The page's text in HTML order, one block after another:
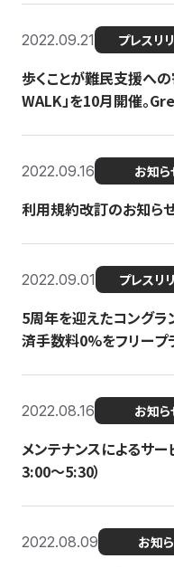
2022.09.21 プレスリ
歩くことが難民支援へ
WALK」を10月開催。
2022.09.16 お知ら
利用規約改訂のお知ら
2022.09.01 プレスリ
5周年を迎えたコングラ
済手数料0%をフリープ
2022.08.16 お知ら
メンテナンスによるサ
3:00〜5:30）
2022.08.09 お知